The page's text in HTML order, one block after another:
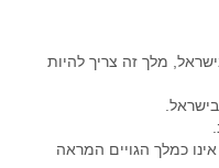
מלך זה צריך להיות
כמלך הגויים המראה